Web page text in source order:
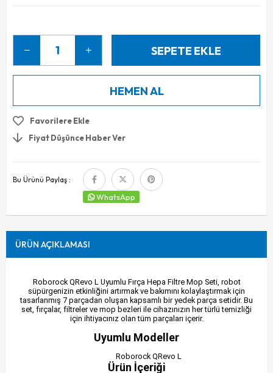
Favorilere Ekle
Fiyat Düşünce Haber Ver
Bu Ürünü Paylaş :
WhatsApp
ÜRÜN AÇIKLAMASI
Roborock QRevo L Uyumlu Fırça Hepa Filtre Mop Seti, robot
süpürgenizin etkinliğini artırmak ve bakımını kolaylaştırmak için
tasarlanmış 7 parçadan oluşan kapsamlı bir yedek parça setidir. Bu
set, fırçalar, filtreler ve mop bezleri ile cihazınızın her türlü temizliği
için ihtiyacınız olan tüm parçaları içerir.
Uyumlu Modeller
Roborock QRevo L
Ürün İçeriği